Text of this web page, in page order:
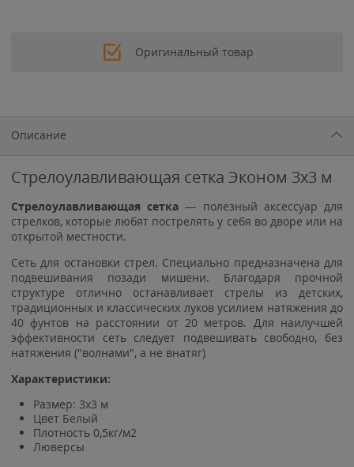
Оригинальный товар
Описание
Стрелоулавливающая сетка Эконом 3x3 м
Стрелоулавливающая сетка — полезный аксессуар для
стрелков, которые любят пострелять у себя во дворе или на
открытой местности.
Сеть для остановки стрел. Специально предназначена для
подвешивания позади мишени. Благодаря прочной
структуре отлично останавливает стрелы из детских,
традиционных и классических луков усилием натяжения до
40 фунтов на расстоянии от 20 метров. Для наилучшей
эффективности сеть следует подвешивать свободно, без
натяжения ("волнами", а не внатяг)
Характеристики:
Размер: 3x3 м
Цвет Белый
Плотность 0,5кг/м2
Люверсы